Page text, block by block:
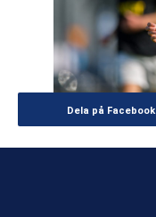
Dela på Facebook